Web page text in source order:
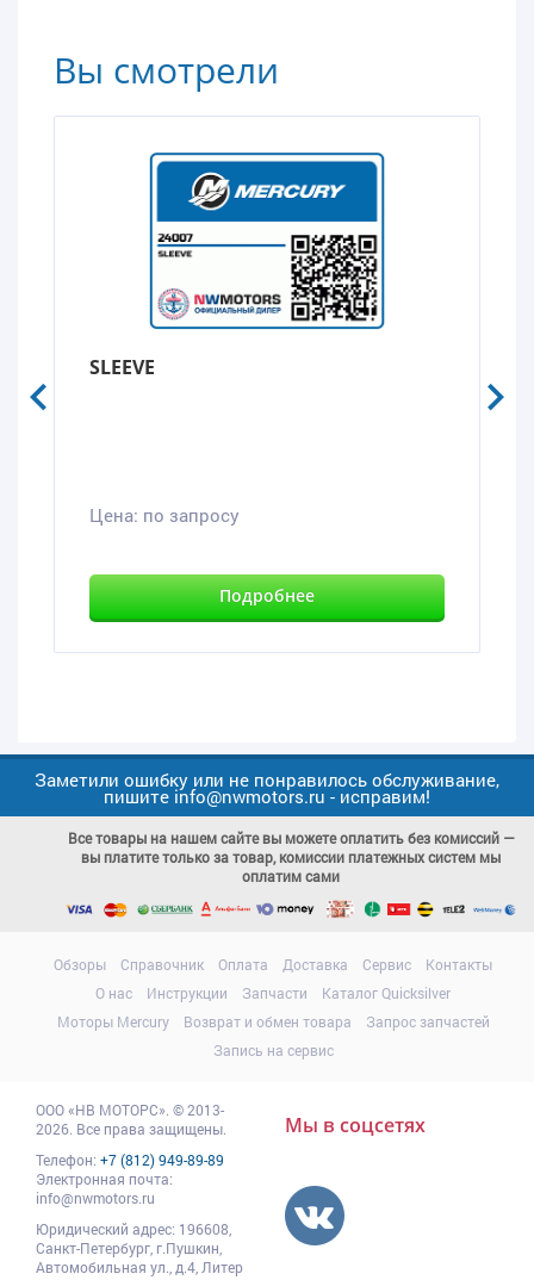
Вы смотрели
SLEEVE
Цена: по запросу
Подробнее
Заметили ошибку или не понравилось обслуживание,
пишите info@nwmotors.ru - исправим!
Все товары на нашем сайте вы можете оплатить без комиссий —
вы платите только за товар, комиссии платежных систем мы
оплатим сами
Обзоры Справочник Оплата Доставка Сервис
Контакты
О нас
Инструкции Запчасти
Каталог Quicksilver
Моторы Mercury
Возврат и обмен товара
Запрос запчастей
Запись на сервис
ООО«НВ МОТОРС» © 2013-
2026. Все права защищены.
Телефон: +7 (812) 949-89-89
Электронная почта:
info@nwmotors.ru
Юридический адрес: 196608
Санкт-Петербург, г.Пушкин
Автомобильная ул., д.4, Литер
Мы в соцсетях